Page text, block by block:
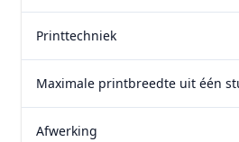
Printtechniek
Maximale printbreedte uit één
Afwerking